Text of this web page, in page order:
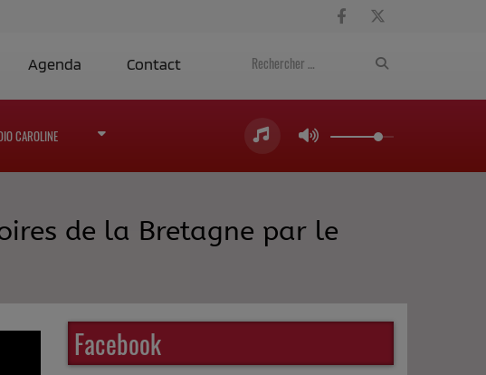
Agenda Contact
CAROLINE
de la Bretagne par le
Facebook